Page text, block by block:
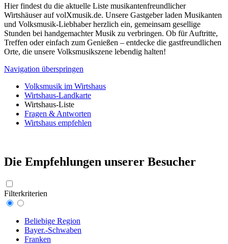
Hier findest du die aktuelle Liste musikantenfreundlicher
Wirtshäuser auf volXmusik.de. Unsere Gastgeber laden Musikanten
und Volksmusik-Liebhaber herzlich ein, gemeinsam gesellige
Stunden bei handgemachter Musik zu verbringen. Ob für Auftritte,
Treffen oder einfach zum Genießen – entdecke die gastfreundlichen
Orte, die unsere Volksmusikszene lebendig halten!
Navigation überspringen
Volksmusik im Wirtshaus
Wirtshaus-Landkarte
Wirtshaus-Liste
Fragen & Antworten
Wirtshaus empfehlen
Die Empfehlungen unserer Besucher
Filterkriterien
Beliebige Region
Bayer.-Schwaben
Franken